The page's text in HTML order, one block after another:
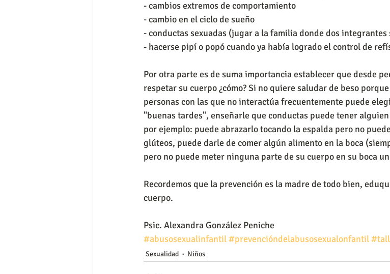
- cambios extremos de comportamiento
- cambio en el ciclo de sueño
- conductas sexuadas (jugar a la familia donde dos
- hacerse pipí o popó cuando ya había logrado el control de
Por otra parte es de suma importancia establecer que desde
respetar su cuerpo ¿cómo? Si no quiere saludar de beso
personas con las que no interactúa frecuentemente puede
"buenas tardes", enseñarle que conductas puede tener
por ejemplo: puede abrazarlo tocando la espalda pero no
glúteos, puede darle de comer algún alimento en la boca
pero no puede meter ninguna parte de su cuerpo en su boca
Recordemos que la prevención es la madre de todo bien,
cuerpo.
Psic. Alexandra González Peniche
#abusosexualinfantil#prevencióndelabusosexualonfantil
Sexualidad Niños